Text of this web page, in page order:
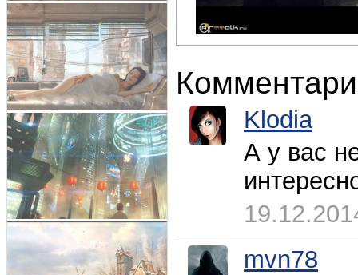
Klodia
А у вас
mvn78